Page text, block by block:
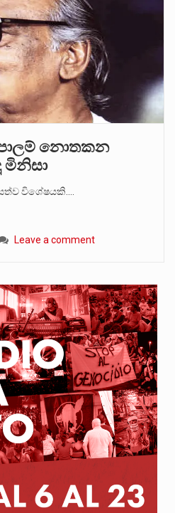
නොතකන
මිනිසා
විශේෂයකි.…
Leave a comment